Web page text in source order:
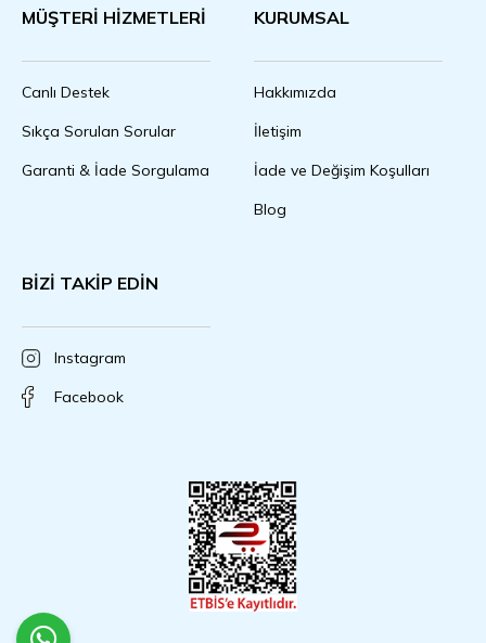
MÜŞTERİ HİZMETLERİ
Canlı Destek
Sıkça Sorulan Sorular
Garanti & İade Sorgulama
KURUMSAL
Hakkımızda
İletişim
İade ve Değişim Koşulları
Blog
BİZİ TAKİP EDİN
Instagram
Facebook